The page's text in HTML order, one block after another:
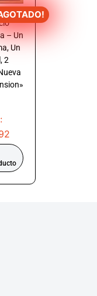
– Un
Un
2